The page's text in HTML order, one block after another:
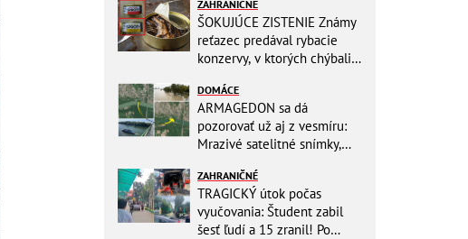
ZAHRANIČNÉ
ŠOKUJÚCE ZISTENIE Známy
reťazec predával rybacie
konzervy, v ktorých chýbali
aj vy
DOMÁCE
ARMAGEDON sa dá
pozorovať už aj z vesmíru:
Mrazivé satelitné snímky,
vode ani stopy!
ZAHRANIČNÉ
TRAGICKÝ útok počas
vyučovania: Študent zabil
šesť ľudí a 15 zranil! Po